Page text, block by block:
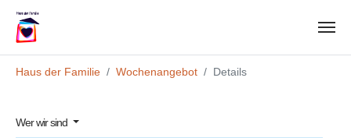
Haus der Familie
Wochenangebot Details
Wer wir sind